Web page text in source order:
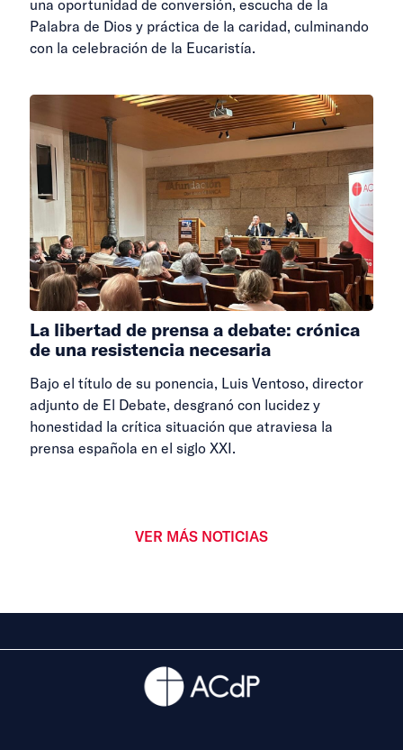
una oportunidad de conversión, escucha de la
Palabra de Dios y práctica de la caridad, culminando
con la celebración de la Eucaristía.
La libertad de prensa a debate: crónica
de una resistencia necesaria
Bajo el título de su ponencia, Luis Ventoso, director
adjunto de El Debate, desgranó con lucidez y
honestidad la crítica situación que atraviesa la
prensa española en el siglo XXI.
VER MÁS NOTICIAS